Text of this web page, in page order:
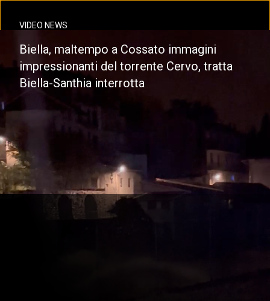
VIDEO NEWS
Biella, maltempo a Cossato immagini
impressionanti del torrente Cervo, tratta
Biella-Santhia interrotta